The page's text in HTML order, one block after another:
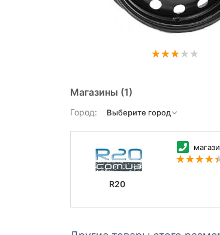
Магазины (1)
Город:
R20